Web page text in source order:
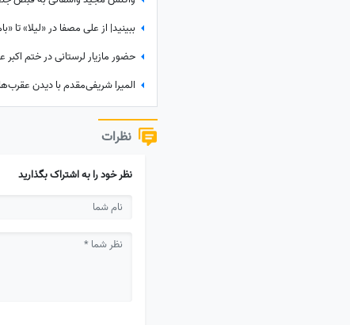
نظرات
نظر خود را به اشتراک بگذارید